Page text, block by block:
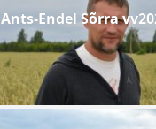
Ants-Endel Sõrra